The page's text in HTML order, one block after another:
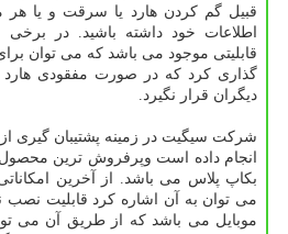
قبیل گم کردن هارد یا سرقت و یا
اطلاعات خود داشته باشید. در برخی
قابلیتی موجود می باشد که می توان
گذاری کرد که در صورت مفقودی هارد
دیگران قرار نگیرد.
شرکت سیگیت در زمینه پشتیبان گیری از
بکاپ پلاس می باشد. از آخرین
می توان به آن اشاره کرد قابلیت
موبایل می باشد که از طریق آن می